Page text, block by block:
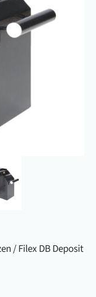
/ Filex DB Deposit